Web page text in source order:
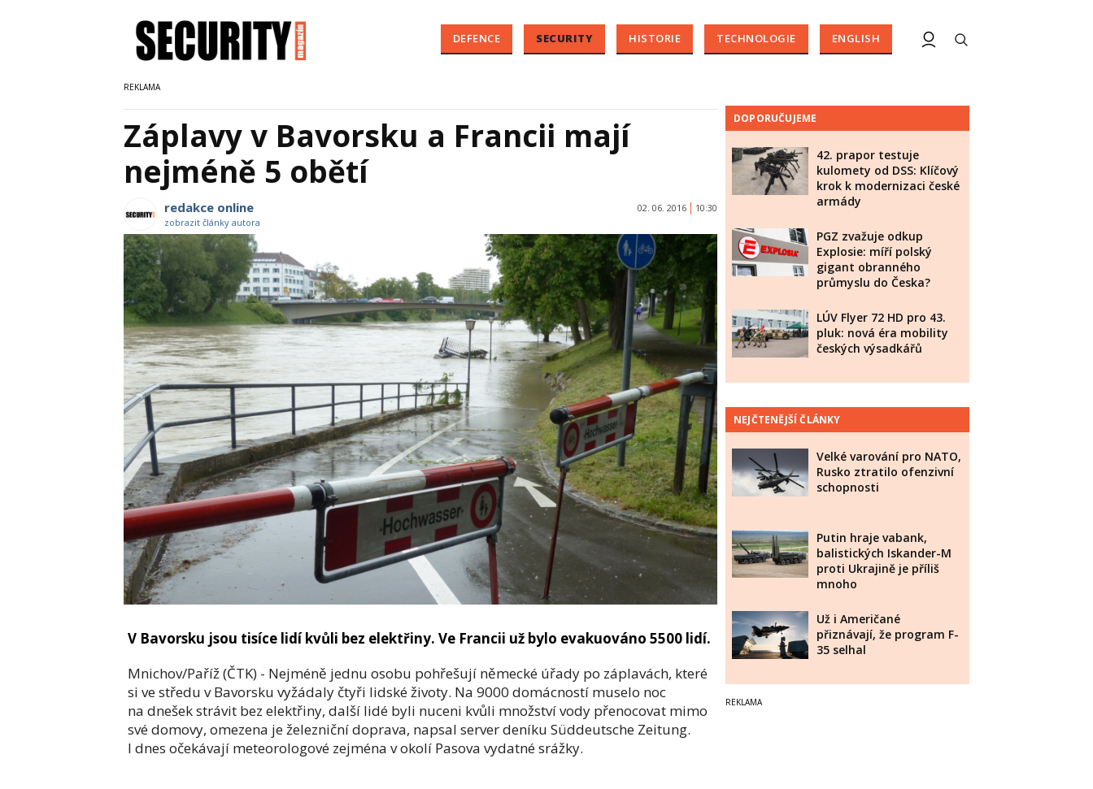
DEFENCE SECURITY HISTORIE TECHNOLOGIE ENGLISH
Záplavy v Bavorsku a Francii mají
nejméně 5 obětí
redakce online
zobrazit články autora
02. 06. 2016 10:30
V Bavorsku jsou tisíce lidí kvůli bez elektřiny. Ve Francii už bylo evakuováno 5500 lidí.
Mnichov/Paříž (ČTK) - Nejméně jednu osobu pohřešují německé úřady po záplavách, které
si ve středu v Bavorsku vyžádaly čtyři lidské životy. Na 9000 domácností muselo noc
na dnešek strávit bez elektřiny, další lidé byli nuceni kvůli množství vody přenocovat mimo
své domovy, omezena je železniční doprava, napsal server deníku Süddeutsche Zeitung.
I dnes očekávají meteorologové zejména v okolí Pasova vydatné srážky.
DOPORUČUJEME
42. prapor testuje
kulomety od DSS: Klíčový
krok k modernizaci české
armády
PGZ zvažuje odkup
Explosie: míří polský
gigant obranného
průmyslu do Česka?
LÚV Flyer 72 HD pro 43.
pluk: nová éra mobility
českých výsadkářů
NEJČTENĚJŠÍ ČLÁNKY
Velké varování pro NATO,
Rusko ztratilo ofenzivní
schopnosti
Putin hraje vabank,
balistických Iskander-M
proti Ukrajině je příliš
mnoho
Už i Američané
přiznávají, že program F-
35 selhal